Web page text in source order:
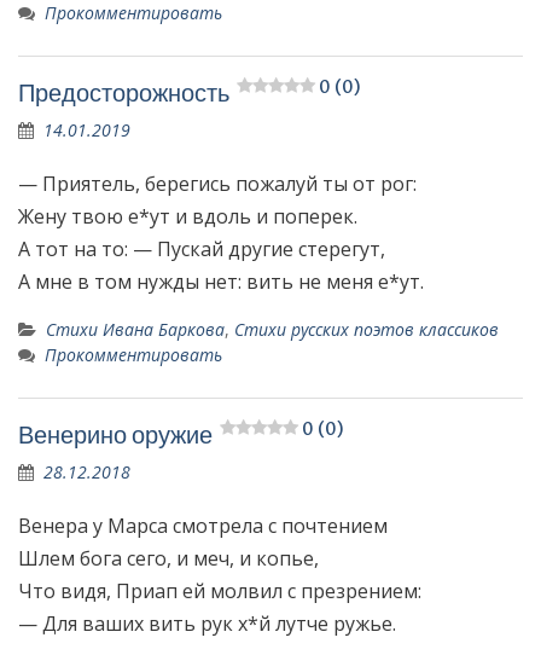
Прокомментировать
Предосторожность 0 (0)
14.01.2019
— Приятель, берегись пожалуй ты от рог:
Жену твою е*ут и вдоль и поперек.
А тот на то: — Пускай другие стерегут,
А мне в том нужды нет: вить не меня е*ут.
Стихи Ивана Баркова, Стихи русских поэтов классиков
Прокомментировать
Венерино оружие 0 (0)
28.12.2018
Венера у Марса смотрела с почтением
Шлем бога сего, и меч, и копье,
Что видя, Приап ей молвил с презрением:
— Для ваших вить рук х*й лутче ружье.